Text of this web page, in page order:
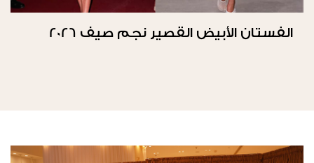
الفستان الأبيض القصير نجم صيف 2026